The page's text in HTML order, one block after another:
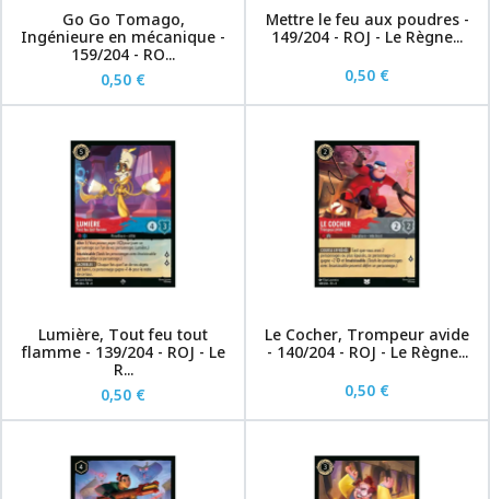
Go Go Tomago,
Ingénieure en mécanique -
159/204 - RO...
0,50 €
Mettre le feu aux poudres -
149/204 - ROJ - Le Règne...
0,50 €
Lumière, Tout feu tout
flamme - 139/204 - ROJ - Le
R...
0,50 €
Le Cocher, Trompeur avide
- 140/204 - ROJ - Le Règne...
0,50 €